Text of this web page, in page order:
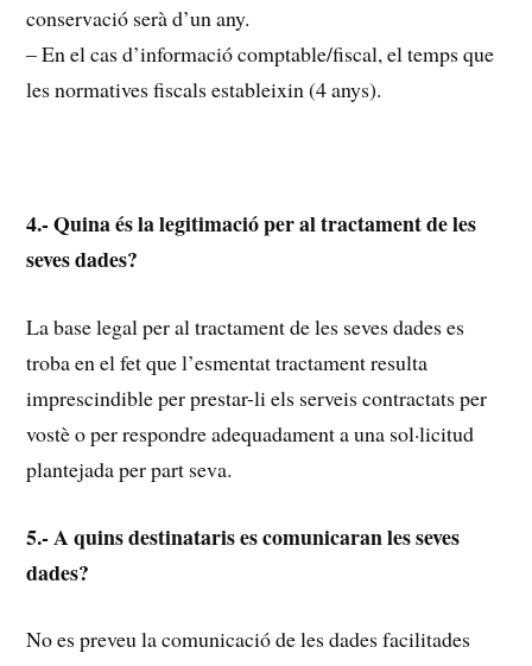
conservació serà d’un any.
– En el cas d’informació comptable/fiscal, el temps que
les normatives fiscals estableixin (4 anys).
4.- Quina és la legitimació per al tractament de les
seves dades?
La base legal per al tractament de les seves dades es
troba en el fet que l’esmentat tractament resulta
imprescindible per prestar-li els serveis contractats per
vostè o per respondre adequadament a una sol·licitud
plantejada per part seva.
5.- A quins destinataris es comunicaran les seves
dades?
No es preveu la comunicació de les dades facilitades